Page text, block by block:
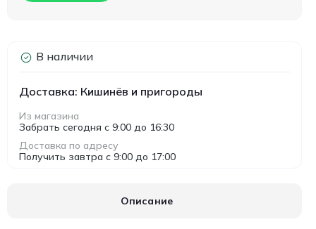
В наличии
Доставка: Кишинёв и пригороды
Из магазина
Забрать сегодня с 9:00 до 16:30
Доставка по адресу
Получить завтра с 9:00 до 17:00
Описание